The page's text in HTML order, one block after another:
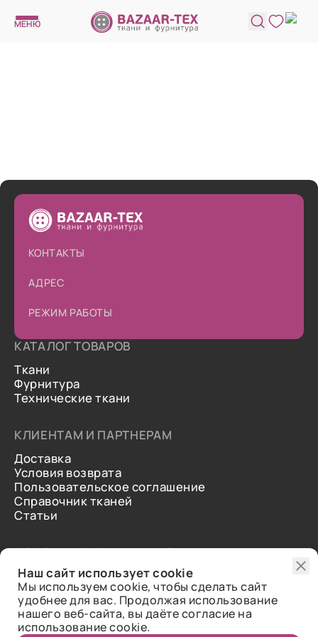
МЕНЮ
КОНТАКТЫ
АДРЕС
РЕЖИМ РАБОТЫ
КАТАЛОГ ТОВАРОВ
Ткани
Фурнитура
Технические ткани
КЛИЕНТАМ И ПАРТНЕРАМ
Доставка
Условия возврата
Пользовательское соглашение
Справочник тканей
Статьи
ДОПОЛНИТЕЛЬНАЯ ИНФОРМАЦИЯ
О нас
Контакты
Отзывы
Наш сайт использует cookie
Мы используем cookie, чтобы сделать сайт
удобнее для вас. Продолжая использование
нашего веб-сайта, вы даёте согласие на
использование cookie.